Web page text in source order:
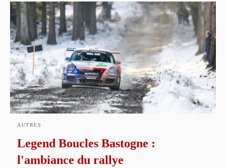
AUTRES
Legend Boucles Bastogne :
l'ambiance du rallye